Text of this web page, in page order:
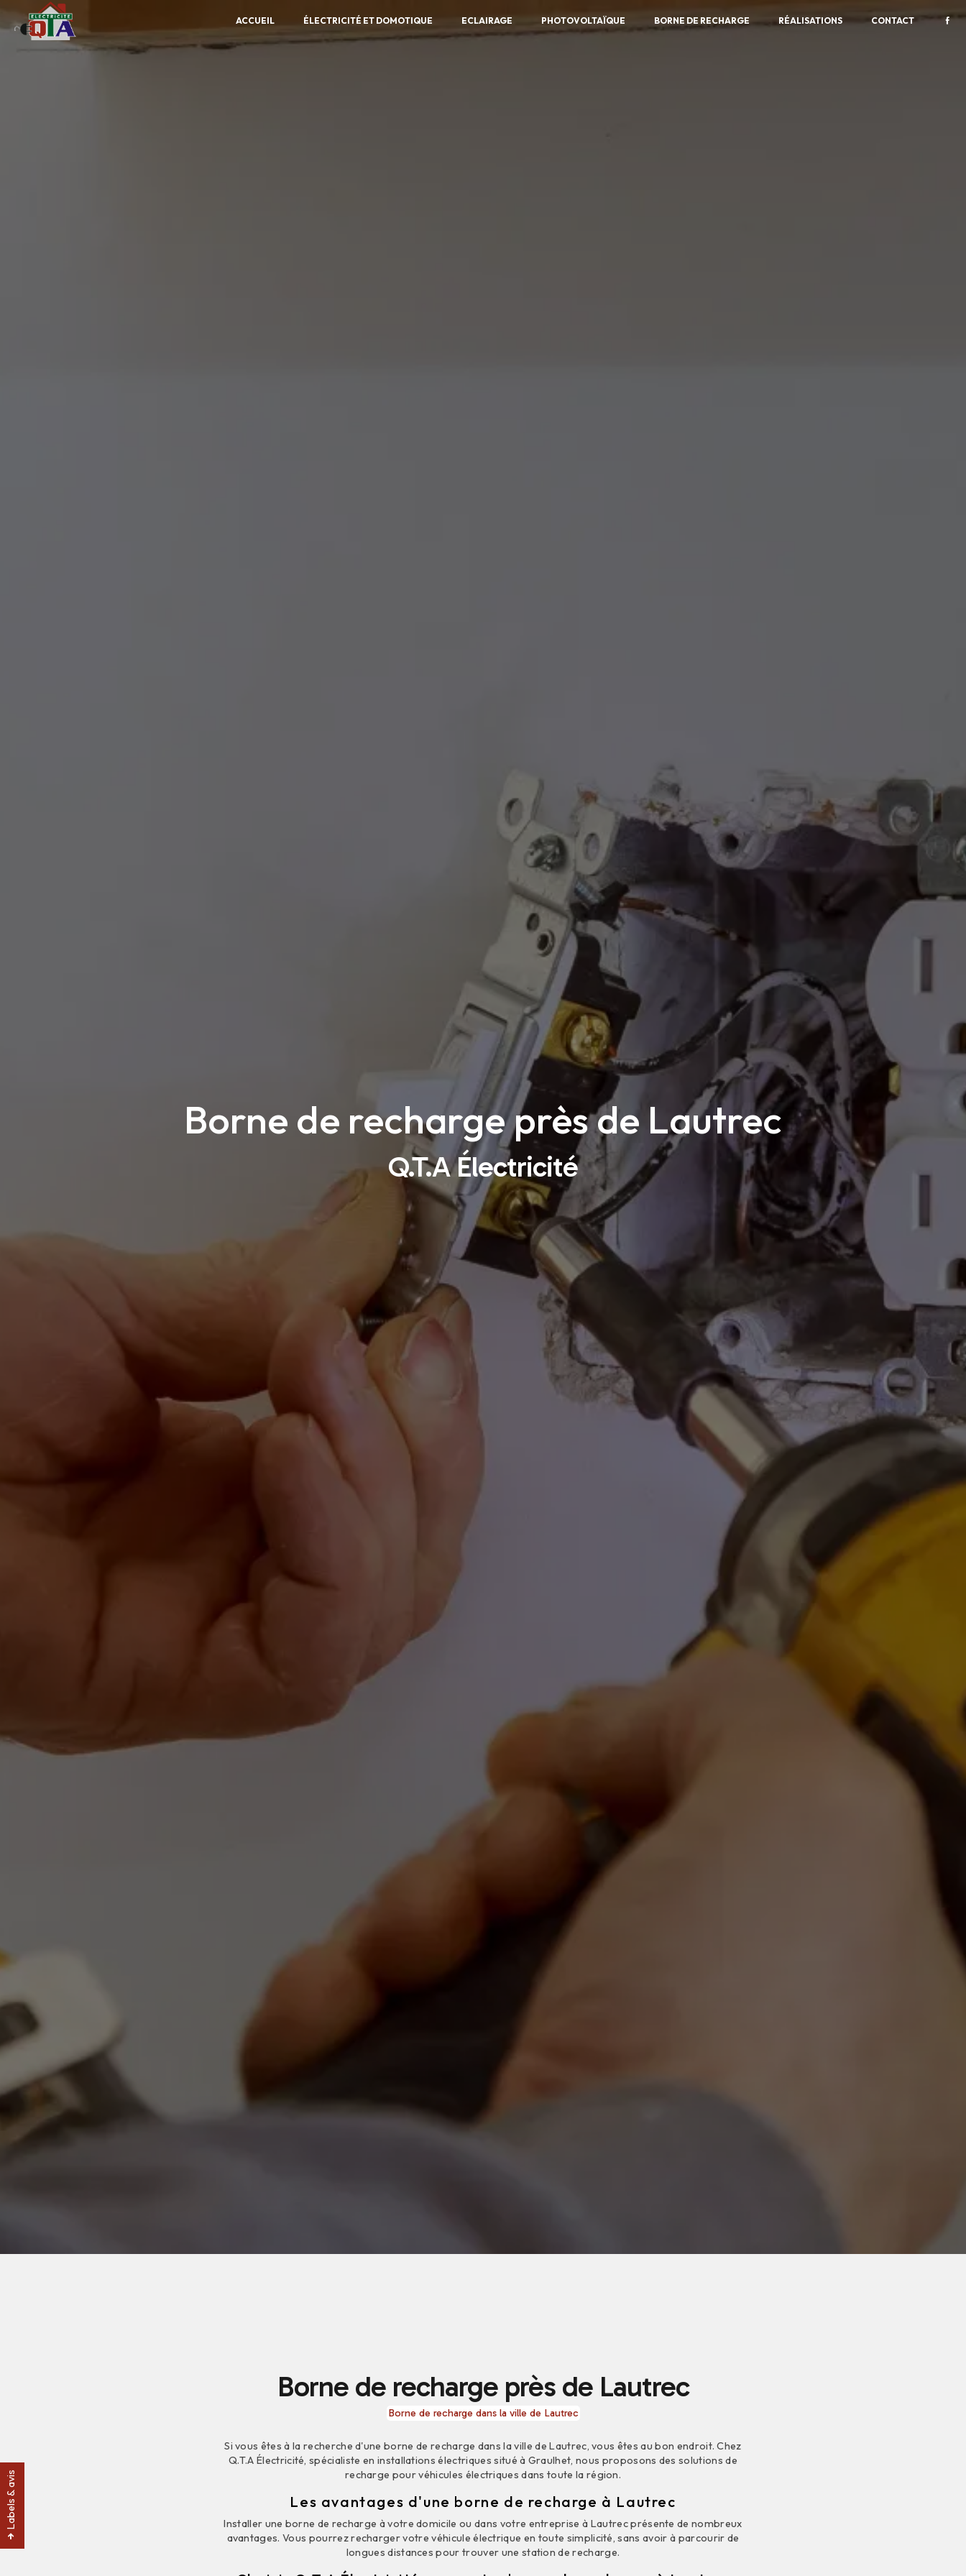
Labels & avis
ACCUEIL ÉLECTRICITÉ ET DOMOTIQUE ECLAIRAGE PHOTOVOLTAÏQUE BORNE DE RECHARGE RÉALISATIONS CONTACT
Borne de recharge près de Lautrec
Q.T.A Électricité
Borne de recharge près de Lautrec
Borne de recharge dans la ville de Lautrec
Si vous êtes à la recherche d'une borne de recharge dans la ville de Lautrec, vous êtes au bon endroit. Chez
Q.T.A Électricité, spécialiste en installations électriques situé à Graulhet, nous proposons des solutions de
recharge pour véhicules électriques dans toute la région.
Les avantages d'une borne de recharge à Lautrec
Installer une borne de recharge à votre domicile ou dans votre entreprise à Lautrec présente de nombreux
avantages. Vous pourrez recharger votre véhicule électrique en toute simplicité, sans avoir à parcourir de
longues distances pour trouver une station de recharge.
Panneau de gestion des cookies